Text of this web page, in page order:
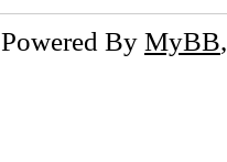
Powered By MyBB